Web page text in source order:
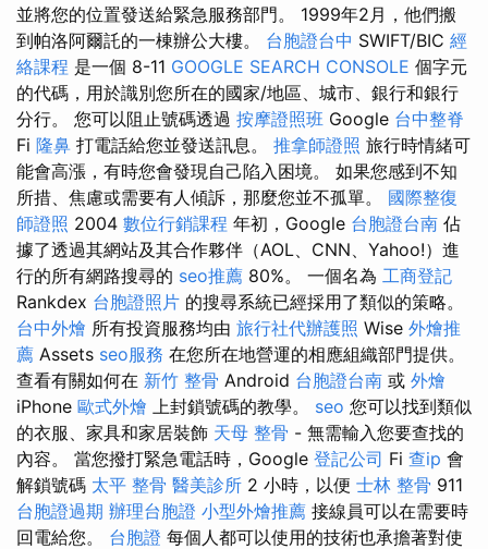
並將您的位置發送給緊急服務部門。 1999年2月，他們搬
到帕洛阿爾託的一棟辦公大樓。 台胞證台中 SWIFT/BIC 經
絡課程 是一個 8-11 GOOGLE SEARCH CONSOLE 個字元
的代碼，用於識別您所在的國家/地區、城市、銀行和銀行
分行。 您可以阻止號碼透過 按摩證照班 Google 台中整脊
Fi 隆鼻 打電話給您並發送訊息。 推拿師證照 旅行時情緒可
能會高漲，有時您會發現自己陷入困境。 如果您感到不知
所措、焦慮或需要有人傾訴，那麼您並不孤單。 國際整復
師證照 2004 數位行銷課程 年初，Google 台胞證台南 佔
據了透過其網站及其合作夥伴（AOL、CNN、Yahoo!）進
行的所有網路搜尋的 seo推薦 80%。 一個名為 工商登記
Rankdex 台胞證照片 的搜尋系統已經採用了類似的策略。
台中外燴 所有投資服務均由 旅行社代辦護照 Wise 外燴推
薦 Assets seo服務 在您所在地營運的相應組織部門提供。
查看有關如何在 新竹 整骨 Android 台胞證台南 或 外燴
iPhone 歐式外燴 上封鎖號碼的教學。 seo 您可以找到類似
的衣服、家具和家居裝飾 天母 整骨 - 無需輸入您要查找的
內容。 當您撥打緊急電話時，Google 登記公司 Fi 查ip 會
解鎖號碼 太平 整骨 醫美診所 2 小時，以便 士林 整骨 911
台胞證過期 辦理台胞證 小型外燴推薦 接線員可以在需要時
回電給您。 台胞證 每個人都可以使用的技術也承擔著對使